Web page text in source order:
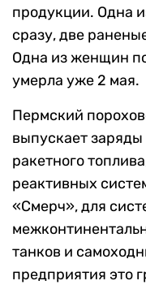
продукции. Одна
сразу, две
Одна из женщин
умерла уже 2 мая.
Пермский
выпускает заряды
ракетного
реактивных
«Смерч», для
танков и
предприятия это